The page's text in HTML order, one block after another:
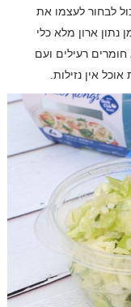
לבחור לעצמו את
נתון ארון מלא כלי
רעילים ועם
אין נזילות.